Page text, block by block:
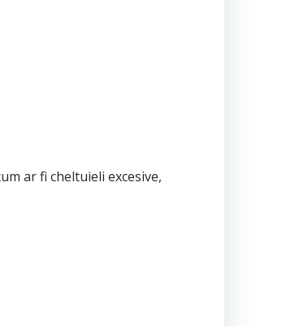
ar fi cheltuieli excesive,